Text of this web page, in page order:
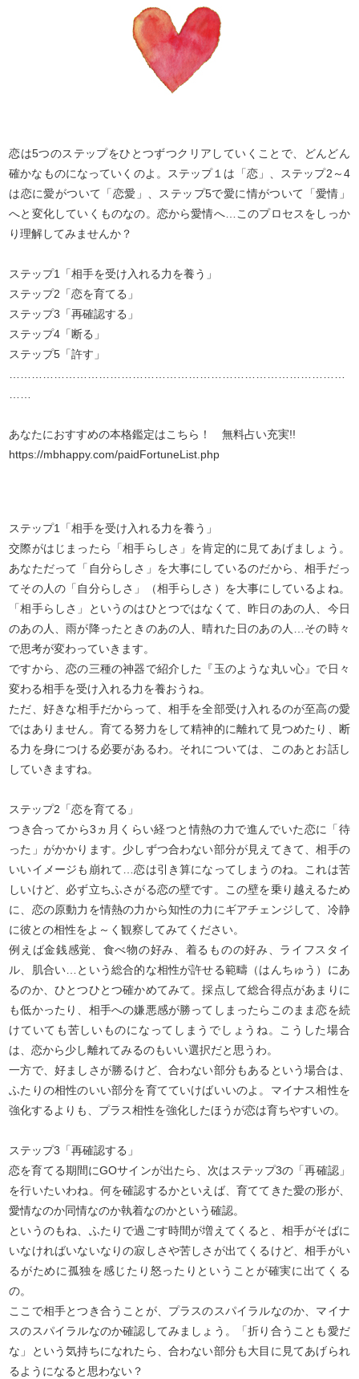
恋は5つのステップをひとつずつクリアしていくことで、どんどん
確かなものになっていくのよ。ステップ１は「恋」、ステップ2～4
は恋に愛がついて「恋愛」、ステップ5で愛に情がついて「愛情」
へと変化していくものなの。恋から愛情へ…このプロセスをしっか
り理解してみませんか？
ステップ1「相手を受け入れる力を養う」
ステップ2「恋を育てる」
ステップ3「再確認する」
ステップ4「断る」
ステップ5「許す」
あなたにおすすめの本格鑑定はこちら！ 無料占い充実!!
https://mbhappy.com/paidFortuneList.php
ステップ1「相手を受け入れる力を養う」
交際がはじまったら「相手らしさ」を肯定的に見てあげましょう。
あなただって「自分らしさ」を大事にしているのだから、相手だっ
てその人の「自分らしさ」（相手らしさ）を大事にしているよね。
「相手らしさ」というのはひとつではなくて、昨日のあの人、今日
のあの人、雨が降ったときのあの人、晴れた日のあの人…その時々
で思考が変わっていきます。
ですから、恋の三種の神器で紹介した『玉のような丸い心』で日々
変わる相手を受け入れる力を養おうね。
ただ、好きな相手だからって、相手を全部受け入れるのが至高の愛
ではありません。育てる努力をして精神的に離れて見つめたり、断
る力を身につける必要があるわ。それについては、このあとお話し
していきますね。
ステップ2「恋を育てる」
つき合ってから3ヵ月くらい経つと情熱の力で進んでいた恋に「待
った」がかかります。少しずつ合わない部分が見えてきて、相手の
いいイメージも崩れて…恋は引き算になってしまうのね。これは苦
しいけど、必ず立ちふさがる恋の壁です。この壁を乗り越えるため
に、恋の原動力を情熱の力から知性の力にギアチェンジして、冷静
に彼との相性をよ～く観察してみてください。
例えば金銭感覚、食べ物の好み、着るものの好み、ライフスタイ
ル、肌合い…という総合的な相性が許せる範疇（はんちゅう）にあ
るのか、ひとつひとつ確かめてみて。採点して総合得点があまりに
も低かったり、相手への嫌悪感が勝ってしまったらこのまま恋を続
けていても苦しいものになってしまうでしょうね。こうした場合
は、恋から少し離れてみるのもいい選択だと思うわ。
一方で、好ましさが勝るけど、合わない部分もあるという場合は、
ふたりの相性のいい部分を育てていけばいいのよ。マイナス相性を
強化するよりも、プラス相性を強化したほうが恋は育ちやすいの。
ステップ3「再確認する」
恋を育てる期間にGOサインが出たら、次はステップ3の「再確認」
を行いたいわね。何を確認するかといえば、育ててきた愛の形が、
愛情なのか同情なのか執着なのかという確認。
というのもね、ふたりで過ごす時間が増えてくると、相手がそばに
いなければいないなりの寂しさや苦しさが出てくるけど、相手がい
るがために孤独を感じたり怒ったりということが確実に出てくる
の。
ここで相手とつき合うことが、プラスのスパイラルなのか、マイナ
スのスパイラルなのか確認してみましょう。「折り合うことも愛だ
な」という気持ちになれたら、合わない部分も大目に見てあげられ
るようになると思わない？